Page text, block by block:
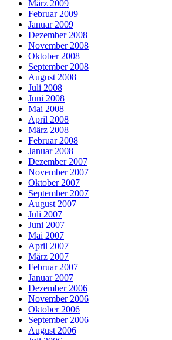
März 2009
Februar 2009
Januar 2009
Dezember 2008
November 2008
Oktober 2008
September 2008
August 2008
Juli 2008
Juni 2008
Mai 2008
April 2008
März 2008
Februar 2008
Januar 2008
Dezember 2007
November 2007
Oktober 2007
September 2007
August 2007
Juli 2007
Juni 2007
Mai 2007
April 2007
März 2007
Februar 2007
Januar 2007
Dezember 2006
November 2006
Oktober 2006
September 2006
August 2006